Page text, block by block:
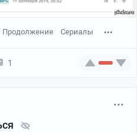
Продолжение Сериалы
1